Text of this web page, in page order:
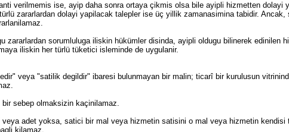
verilmemis ise, ayip daha sonra ortaya çikmis olsa bile ayipli hizmetten
zararlardan dolayi yapilacak talepler ise üç yillik zamanasimina tabidir.
zararlardan sorumluluga iliskin hükümler disinda, ayipli oldugu bilinerek edinilen
iliskin her türlü tüketici isleminde de uygulanir.
veya "satilik degildir" ibaresi bulunmayan bir malin; ticarî bir kurulusun
sebep olmaksizin kaçinilamaz.
adet yoksa, satici bir mal veya hizmetin satisini o mal veya hizmetin
kilamaz.